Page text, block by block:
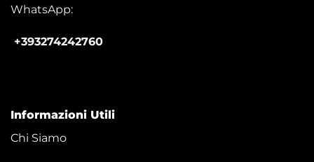
WhatsApp:
+393274242760
Informazioni Utili
Chi Siamo